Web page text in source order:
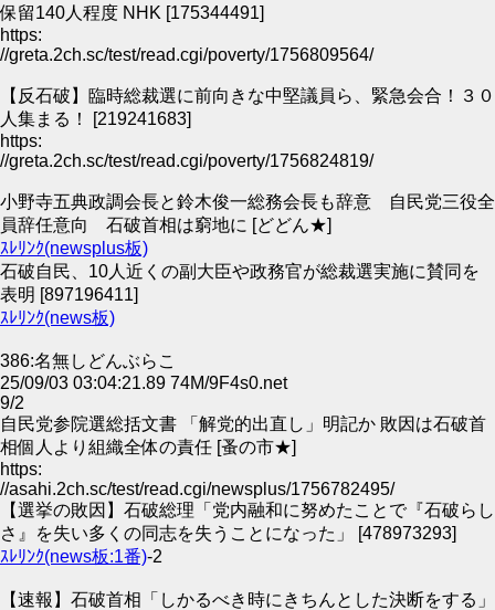
保留140人程度 NHK [175344491]
https:
//greta.2ch.sc/test/read.cgi/poverty/1756809564/
【反石破】臨時総裁選に前向きな中堅議員ら、緊急会合！３０
人集まる！ [219241683]
https:
//greta.2ch.sc/test/read.cgi/poverty/1756824819/
小野寺五典政調会長と鈴木俊一総務会長も辞意 自民党三役全
員辞任意向 石破首相は窮地に [どどん★]
ｽﾚﾘﾝｸ(newsplus板)
石破自民、10人近くの副大臣や政務官が総裁選実施に賛同を
表明 [897196411]
ｽﾚﾘﾝｸ(news板)
386:名無しどんぶらこ
25/09/03 03:04:21.89 74M/9F4s0.net
9/2
自民党参院選総括文書 「解党的出直し」明記か 敗因は石破首
相個人より組織全体の責任 [蚤の市★]
https:
//asahi.2ch.sc/test/read.cgi/newsplus/1756782495/
【選挙の敗因】石破総理「党内融和に努めたことで『石破らし
さ』を失い多くの同志を失うことになった」 [478973293]
ｽﾚﾘﾝｸ(news板:1番)-2
【速報】石破首相「しかるべき時にきちんとした決断をする」